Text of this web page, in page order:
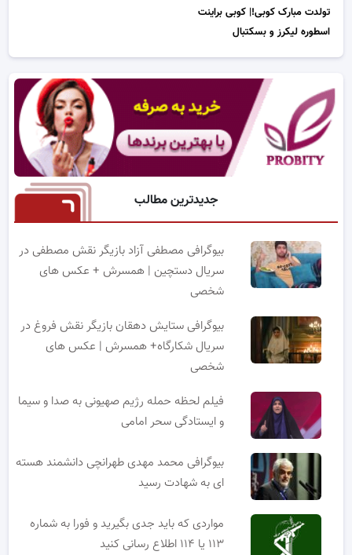
تولدت مبارک کوبی!| کوبی براینت
اسطوره لیکرز و بسکتبال
جدیدترین مطالب
بیوگرافی مصطفی آزاد بازیگر نقش مصطفی در
سریال دستچین | همسرش + عکس های
شخصی
بیوگرافی ستایش دهقان بازیگر نقش فروغ در
سریال شکارگاه+ همسرش | عکس های
شخصی
فیلم لحظه حمله رژیم صهیونی به صدا و سیما
و ایستادگی سحر امامی
بیوگرافی محمد مهدی طهرانچی دانشمند هسته
ای به شهادت رسید
مواردی که باید جدی بگیرید و فورا به شماره
۱۱۳ یا ۱۱۴ اطلاع رسانی کنید